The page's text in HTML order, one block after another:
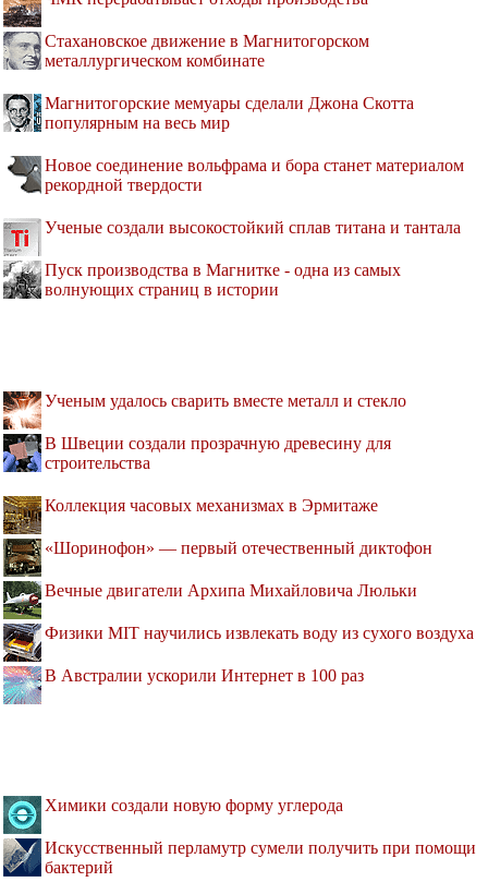
Стахановское движение в Магнитогорском
металлургическом комбинате
Магнитогорские мемуары сделали Джона Скотта
популярным на весь мир
Новое соединение вольфрама и бора станет материалом
рекордной твердости
Ученые создали высокостойкий сплав титана и тантала
Пуск производства в Магнитке - одна из самых
волнующих страниц в истории
Ученым удалось сварить вместе металл и стекло
В Швеции создали прозрачную древесину для
строительства
Коллекция часовых механизмах в Эрмитаже
«Шоринофон» — первый отечественный диктофон
Вечные двигатели Архипа Михайловича Люльки
Физики MIT научились извлекать воду из сухого воздуха
В Австралии ускорили Интернет в 100 раз
Химики создали новую форму углерода
Искусственный перламутр сумели получить при помощи
бактерий